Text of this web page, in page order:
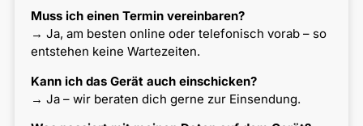
Muss ich einen Termin vereinbaren?
→ Ja, am besten online oder telefonisch vorab – so
entstehen keine Wartezeiten.
Kann ich das Gerät auch einschicken?
→ Ja – wir beraten dich gerne zur Einsendung.